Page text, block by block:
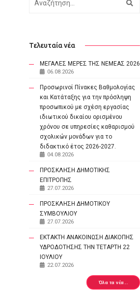
Τελευταία νέα
ΜΕΓΑΛΕΣ ΜΕΡΕΣ ΤΗΣ ΝΕΜΕΑΣ 2026
06.08.2026
Προσωρινοί Πίνακες Βαθμολογίας
και Κατάταξης για την πρόσληψη
προσωπικού με σχέση εργασίας
ιδιωτικού δικαίου ορισμένου
χρόνου σε υπηρεσίες καθαρισμού
σχολικών μονάδων για το
διδακτικό έτος 2026-2027.
04.08.2026
ΠΡΟΣΚΛΗΣΗ ΔΗΜΟΤΙΚΗΣ
ΕΠΙΤΡΟΠΗΣ
27.07.2026
ΠΡΟΣΚΛΗΣΗ ΔΗΜΟΤΙΚΟΥ
ΣΥΜΒΟΥΛΙΟΥ
27.07.2026
ΕΚΤΑΚΤΗ ΑΝΑΚΟΙΝΩΣΗ ΔΙΑΚΟΠΗΣ
ΥΔΡΟΔΟΤΗΣΗΣ ΤΗΝ ΤΕΤΑΡΤΗ 22
ΙΟΥΛΙΟΥ
22.07.2026
Όλα τα νέα...